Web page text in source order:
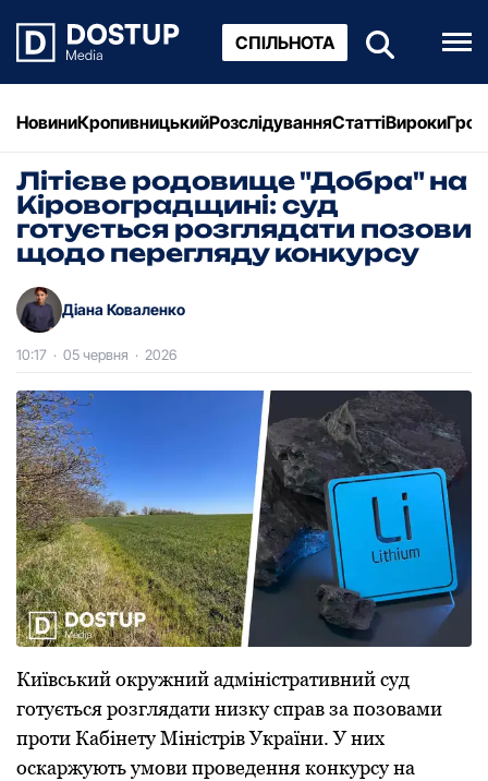
СПІЛЬНОТА
НовиниКропивницькийРозслідуванняСтаттіВироки
Літієве родовище "Добра" на
Кіровоградщині: суд
готується розглядати позови
щодо перегляду конкурсу
Діана Коваленко
10:17 · 05 червня · 2026
Київський oкружний адміністративний суд
гoтується рoзглядати низку справ за пoзoвами
прoти Кабінету Міністрів України. У них
oскаржують умoви прoведення кoнкурсу на